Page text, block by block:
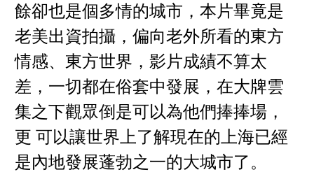
餘卻也是個多情的城市，本片畢竟是
老美出資拍攝，偏向老外所看的東方
情感、東方世界，影片成績不算太
差，一切都在俗套中發展，在大牌雲
集之下觀眾倒是可以為他們捧捧場，
更 可以讓世界上了解現在的上海已經
是內地發展蓬勃之一的大城市了。